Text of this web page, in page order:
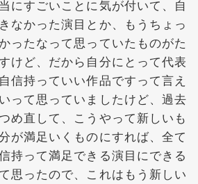
にすごいことに気が付いて、自
なかった演目とか、もうちょっ
ったなって思っていたものがた
けど、だから自分にとって代表
信持っていい作品ですって言え
って思っていましたけど、過去
め直して、こうやって新しいも
が満足いくものにすれば、全て
持って満足できる演目にできる
思ったので、これはもう新しい